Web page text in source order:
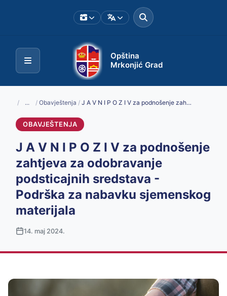
Opština
Mrkonjić Grad
/ ... / Obavještenja / J A V N I P O Z I V za podnošenje zahtjeva za odobravanje podsticajnih sredstava - Podrška za nabavku sjemenskog materijala
OBAVJEŠTENJA
J A V N I P O Z I V za podnošenje
zahtjeva za odobravanje
podsticajnih sredstava -
Podrška za nabavku sjemenskog
materijala
14. maj 2024.